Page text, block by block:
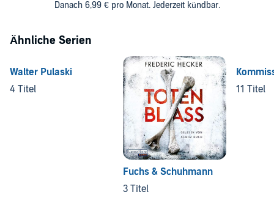
Danach 6,99 € pro Monat. Jederzeit kündbar.
Ähnliche Serien
Walter Pulaski
4 Titel
Fuchs & Schuhmann
3 Titel
11 Titel